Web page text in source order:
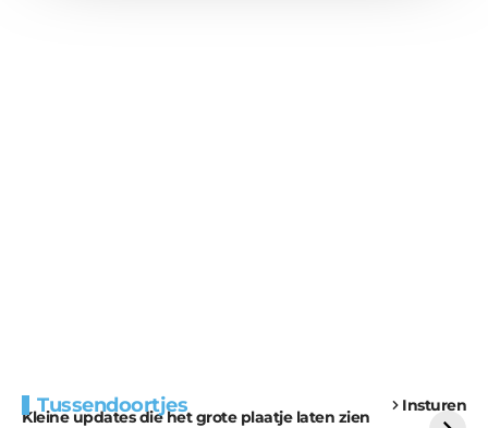
Tussendoortjes Insturen
Kleine updates die het grote plaatje laten zien
voor kabouters
uitdaging